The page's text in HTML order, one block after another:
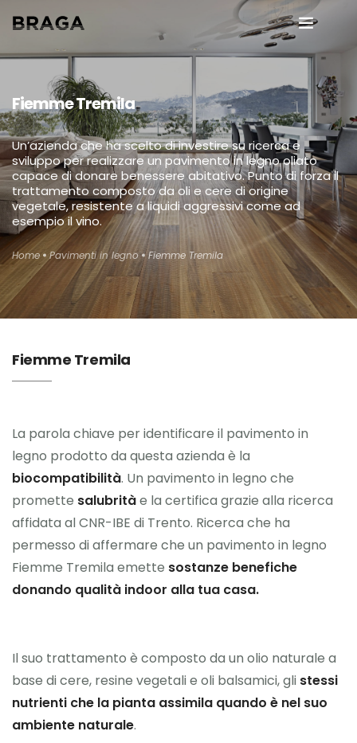
Chi siamo
Dicono di noi
Pavimenti in legno
Interior Design
Altri materiali
Manutenzione
Blog
it
Fiemme Tremila
Un’azienda che ha scelto di investire su ricerca e
sviluppo per realizzare un pavimento in legno oliato
capace di donare benessere abitativo. Punto di forza il
trattamento composto da oli e cere di origine
vegetale, resistente a liquidi aggressivi come ad
esempio il vino.
Home Pavimenti in legno Fiemme Tremila
Fiemme Tremila
La parola chiave per identificare il pavimento in
legno prodotto da questa azienda è la
biocompatibilità. Un pavimento in legno che
promette salubritàe la certifica grazie alla ricerca
affidata al CNR-IBE di Trento. Ricerca che ha
permesso di affermare che un pavimento in legno
Fiemme Tremila emette sostanze benefiche
donando qualità indoor alla tua casa.
Il suo trattamento è composto da un olio naturale a
base di cere, resine vegetali e oli balsamici, gli stessi
nutrienti che la pianta assimila quando è nel suo
ambiente naturale.